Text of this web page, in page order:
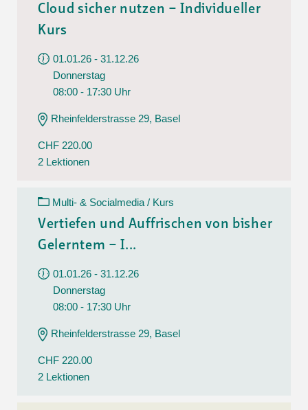
Cloud sicher nutzen – Individueller
Kurs
01.01.26 - 31.12.26
Donnerstag
08:00 - 17:30 Uhr
Rheinfelderstrasse 29, Basel
CHF 220.00
2 Lektionen
Multi- & Socialmedia / Kurs
Vertiefen und Auffrischen von bisher
Gelerntem – I...
01.01.26 - 31.12.26
Donnerstag
08:00 - 17:30 Uhr
Rheinfelderstrasse 29, Basel
CHF 220.00
2 Lektionen